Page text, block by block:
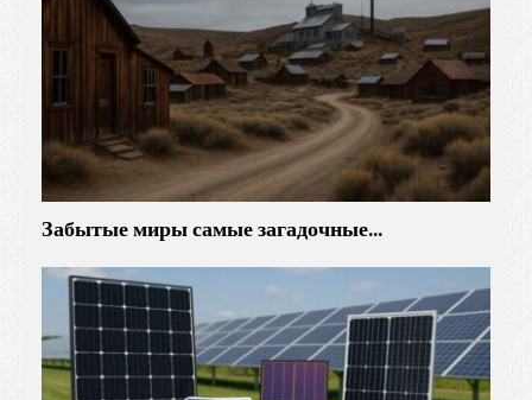
Забытые миры самые загадочные…